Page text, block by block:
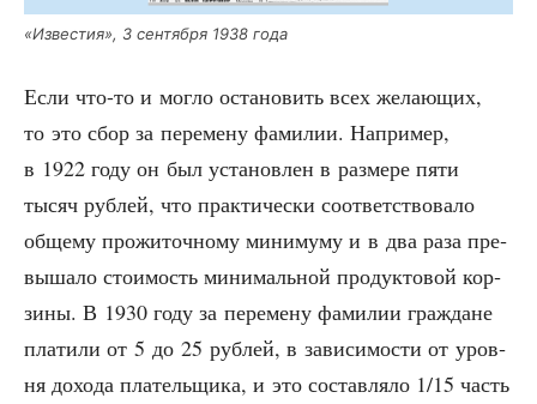
«Изве­стия», 3 сен­тяб­ря 1938 года
Если что-то и мог­ло оста­но­вить всех жела­ю­щих,
то это сбор за пере­ме­ну фами­лии. Напри­мер,
в 1922 году он был уста­нов­лен в раз­ме­ре пяти
тысяч руб­лей, что прак­ти­че­ски соот­вет­ство­ва­ло
обще­му про­жи­точ­но­му мини­му­му и в два раза пре­
вы­ша­ло сто­и­мость мини­маль­ной про­дук­то­вой кор­
зи­ны. В 1930 году за пере­ме­ну фами­лии граж­дане
пла­ти­ли от 5 до 25 руб­лей, в зави­си­мо­сти от уров­
ня дохо­да пла­тель­щи­ка, и это состав­ля­ло 1/15 часть